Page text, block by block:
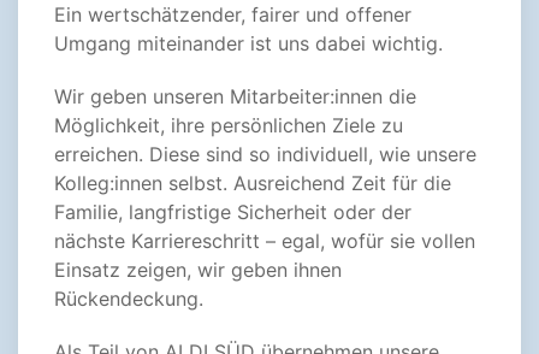
Ein wertschätzender, fairer und offener
Umgang miteinander ist uns dabei wichtig.
Wir geben unseren Mitarbeiter:innen die
Möglichkeit, ihre persönlichen Ziele zu
erreichen. Diese sind so individuell, wie unsere
Kolleg:innen selbst. Ausreichend Zeit für die
Familie, langfristige Sicherheit oder der
nächste Karriereschritt – egal, wofür sie vollen
Einsatz zeigen, wir geben ihnen
Rückendeckung.